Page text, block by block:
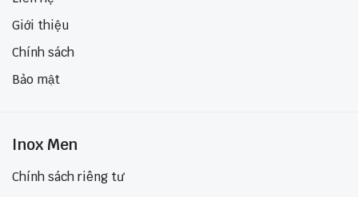
Giới thiệu
Chính sách
Bảo mật
Inox Men
Chính sách riêng tư